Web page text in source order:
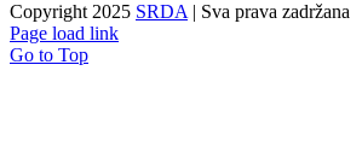
Copyright 2025 SRDA | Sva prava zadržana
Page load link
Go to Top